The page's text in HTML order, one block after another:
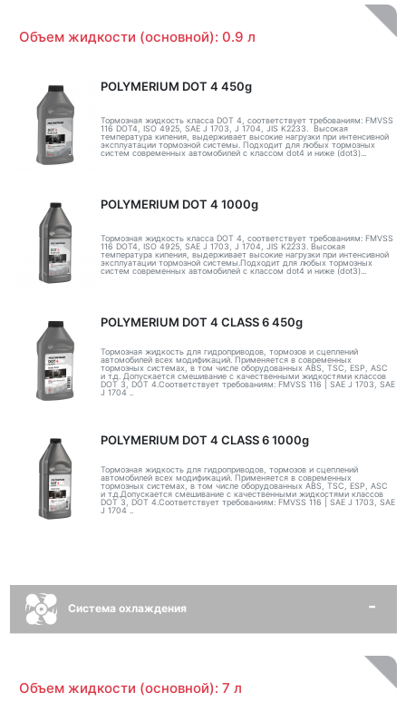
Объем жидкости (основной): 0.9 л
POLYMERIUM DOT 4 450g
Тормозная жидкость класса DOT 4, соответствует требованиям: FMVSS
116 DOT4, ISO 4925, SAE J 1703, J 1704, JIS K2233. Высокая
температура кипения, выдерживает высокие нагрузки при интенсивной
эксплуатации тормозной системы. Подходит для любых тормозных
систем современных автомобилей с классом dot4 и ниже (dot3)...
POLYMERIUM DOT 4 1000g
Тормозная жидкость класса DOT 4, соответствует требованиям: FMVSS
116 DOT4, ISO 4925, SAE J 1703, J 1704, JIS K2233. Высокая
температура кипения, выдерживает высокие нагрузки при интенсивной
эксплуатации тормозной системы.Подходит для любых тормозных
систем современных автомобилей с классом dot4 и ниже (dot3)...
POLYMERIUM DOT 4 CLASS 6 450g
Тормозная жидкость для гидроприводов, тормозов и сцеплений
автомобилей всех модификаций. Применяется в современных
тормозных системах, в том числе оборудованных ABS, TSC, ESP, ASC
и т.д. Допускается смешивание с качественными жидкостями классов
DOT 3, DOT 4.Соответствует требованиям: FMVSS 116 | SAE J 1703, SAE
J 1704 ..
POLYMERIUM DOT 4 CLASS 6 1000g
Тормозная жидкость для гидроприводов, тормозов и сцеплений
автомобилей всех модификаций. Применяется в современных
тормозных системах, в том числе оборудованных ABS, TSC, ESP, ASC
и т.д.Допускается смешивание с качественными жидкостями классов
DOT 3, DOT 4.Соответствует требованиям: FMVSS 116 | SAE J 1703, SAE
J 1704 ..
Система охлаждения
Объем жидкости (основной): 7 л